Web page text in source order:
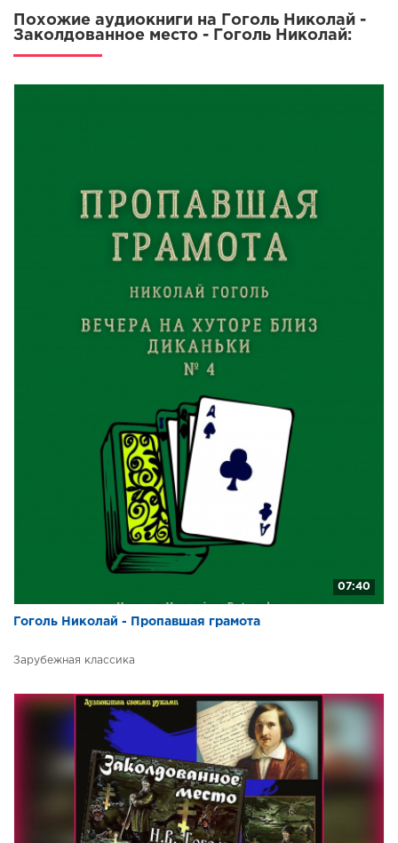
Похожие аудиокниги на Гоголь Николай -
Заколдованное место - Гоголь Николай:
07:40
Гоголь Николай - Пропавшая грамота
Зарубежная классика